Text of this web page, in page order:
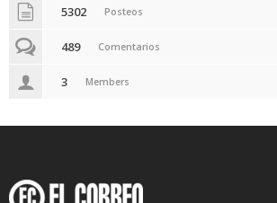
5302 Posteos
489 Comentarios
3 Members